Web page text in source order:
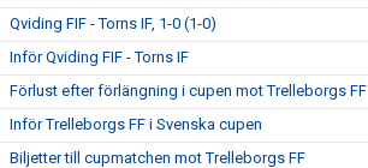
Qviding FIF - Torns IF, 1-0 (1-0)
Inför Qviding FIF - Torns IF
Förlust efter förlängning i cupen mot Trelleborgs FF
Inför Trelleborgs FF i Svenska cupen
Biljetter till cupmatchen mot Trelleborgs FF